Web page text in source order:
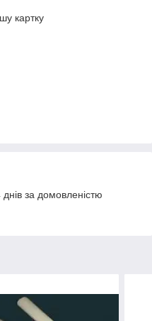
картку
за домовленістю